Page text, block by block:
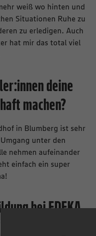
weiß wo hinten und
Situationen Ruhe zu
zu erledigen. Auch
hat mir das total viel
deine
machen?
in Blumberg ist sehr
unter den
nehmen aufeinander
einfach ein super
bei EDEKA